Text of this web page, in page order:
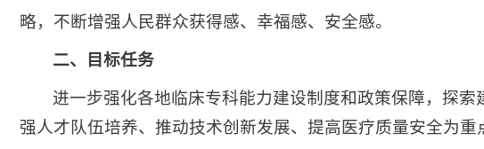
略，不断增强人民群众获得感、幸福感、安全感。
二、目标任务
进一步强化各地临床专科能力建设制度和政策保障，探
强人才队伍培养、推动技术创新发展、提高医疗质量安全为重